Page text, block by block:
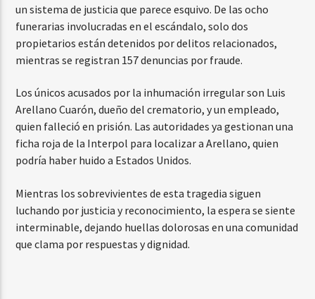
un sistema de justicia que parece esquivo. De las ocho
funerarias involucradas en el escándalo, solo dos
propietarios están detenidos por delitos relacionados,
mientras se registran 157 denuncias por fraude.
Los únicos acusados por la inhumación irregular son Luis
Arellano Cuarón, dueño del crematorio, y un empleado,
quien falleció en prisión. Las autoridades ya gestionan una
ficha roja de la Interpol para localizar a Arellano, quien
podría haber huido a Estados Unidos.
Mientras los sobrevivientes de esta tragedia siguen
luchando por justicia y reconocimiento, la espera se siente
interminable, dejando huellas dolorosas en una comunidad
que clama por respuestas y dignidad.